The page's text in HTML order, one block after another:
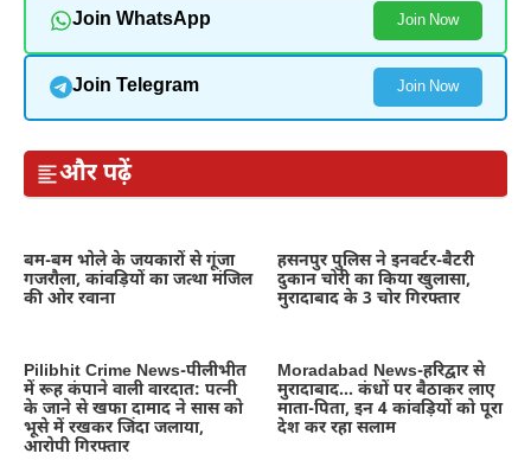
Join WhatsApp Join Now
Join Telegram Join Now
और पढ़ें
बम-बम भोले के जयकारों से गूंजा
गजरौला, कांवड़ियों का जत्था मंजिल
की ओर रवाना
हसनपुर पुलिस ने इनवर्टर-बैटरी
दुकान चोरी का किया खुलासा,
मुरादाबाद के 3 चोर गिरफ्तार
Pilibhit Crime News-पीलीभीत
में रूह कंपाने वाली वारदात: पत्नी
के जाने से खफा दामाद ने सास को
भूसे में रखकर जिंदा जलाया,
आरोपी गिरफ्तार
Moradabad News-हरिद्वार से
मुरादाबाद… कंधों पर बैठाकर लाए
माता-पिता, इन 4 कांवड़ियों को पूरा
देश कर रहा सलाम